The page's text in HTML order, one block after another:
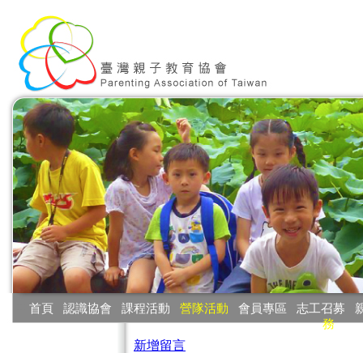
首頁 認識協會 課程活動 營隊活動 會員專區 志工召募
務
新增留言